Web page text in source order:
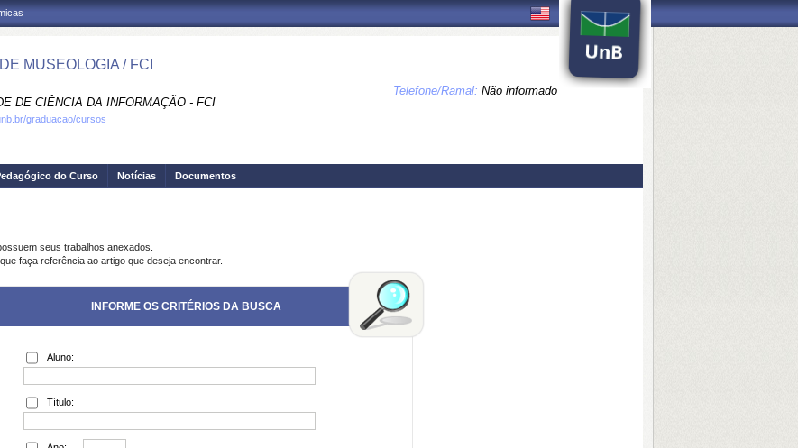
MUSEOLOGIA / FCI
DE CIÊNCIA DA INFORMAÇÃO - FCI
Telefone/Ramal: Não informado
graduacao/cursos
do Curso Notícias Documentos
seus trabalhos anexados.
faça referência ao artigo que deseja encontrar.
INFORME OS CRITÉRIOS DA BUSCA
Aluno:
Título: